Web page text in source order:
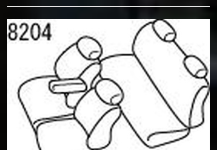
④Brown ⑤Dark Brown ⑥Yellow
⑦Blue ⑧Orange ⑨Pink
①Beige ③Red
④Brown ⑤Dark Brown ⑥Yellow
刺繍は下記21種類からご選択ください。
①Beige ②Gray ③Red
④Brown ⑤Dark Brown ⑥Yellow
ください
刺繍は下記21種類からご選択ください。
①Black ②Gray ③Light gray
ください
刺繍は下記21種類からご選択ください。
②Gray ③Light gray